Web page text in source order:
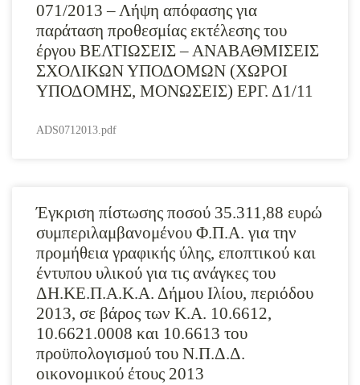
071/2013 – Λήψη απόφασης για
παράταση προθεσμίας εκτέλεσης του
έργου ΒΕΛΤΙΩΣΕΙΣ – ΑΝΑΒΑΘΜΙΣΕΙΣ
ΣΧΟΛΙΚΩΝ ΥΠΟΔΟΜΩΝ (ΧΩΡΟΙ
ΥΠΟΔΟΜΗΣ, ΜΟΝΩΣΕΙΣ) ΕΡΓ. Δ1/11
ADS0712013.pdf
Έγκριση πίστωσης ποσού 35.311,88 ευρώ
συμπεριλαμβανομένου Φ.Π.Α. για την
προμήθεια γραφικής ύλης, εποπτικού και
έντυπου υλικού για τις ανάγκες του
ΔΗ.ΚΕ.Π.Α.Κ.Α. Δήμου Ιλίου, περιόδου
2013, σε βάρος των Κ.Α. 10.6612,
10.6621.0008 και 10.6613 του
προϋπολογισμού του Ν.Π.Δ.Δ.
οικονομικού έτους 2013